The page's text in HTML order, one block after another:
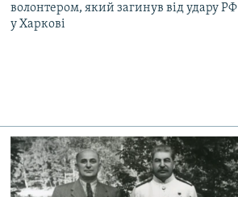
волонтером, який загинув від удару РФ
у Харкові